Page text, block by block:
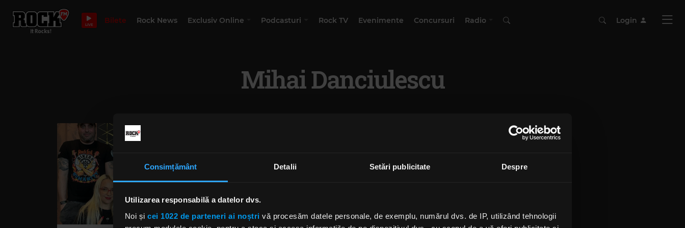
Consimțământ Detalii Setări publicitate Despre
Utilizarea responsabilă a datelor dvs.
Noi și cei 1022 de parteneri ai noștri vă procesăm datele personale, de exemplu, numărul dvs. de IP, utilizând tehnologii
LIVE Bilete Rock News Exclusiv Online Podcasturi Rock TV Evenimente Concursuri Radio Login
Mihai Danciulescu